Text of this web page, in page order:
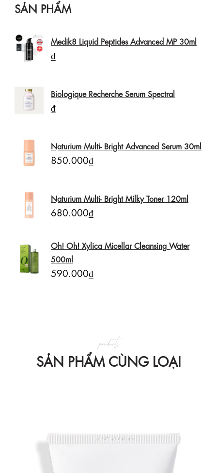
SẢN PHẨM
Medik8 Liquid Peptides Advanced MP 30ml
₫
Biologique Recherche Serum Spectral
₫
Naturium Multi- Bright Advanced Serum 30ml
850.000₫
Naturium Multi- Bright Milky Toner 120ml
680.000₫
Oh! Oh! Xylica Micellar Cleansing Water
500ml
590.000₫
SẢN PHẨM CÙNG LOẠI
products